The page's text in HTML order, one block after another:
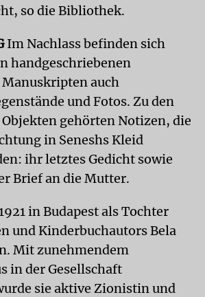
so die Bibliothek.
Im Nachlass befinden sich
handgeschriebenen
auch
und Fotos. Zu den
gehörten Notizen, die
in Seneshs Kleid
ihr letztes Gedicht sowie
Brief an die Mutter.
in Budapest als Tochter
und Kinderbuchautors Bela
Mit zunehmendem
in der Gesellschaft
sie aktive Zionistin und